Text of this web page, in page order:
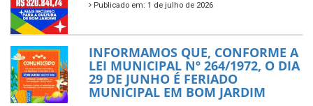
Publicado em: 1 de julho de 2026
INFORMAMOS QUE, CONFORME A
LEI MUNICIPAL Nº 264/1972, O DIA
29 DE JUNHO É FERIADO
MUNICIPAL EM BOM JARDIM